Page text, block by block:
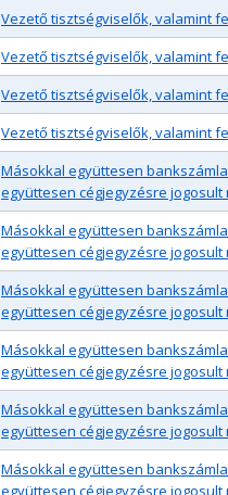
Vezető tisztségviselők, valamint
Vezető tisztségviselők, valamint
Vezető tisztségviselők, valamint
Vezető tisztségviselők, valamint
Másokkal együttesen
együttesen cégjegyzésre jogosult
Másokkal együttesen
együttesen cégjegyzésre jogosult
Másokkal együttesen
együttesen cégjegyzésre jogosult
Másokkal együttesen
együttesen cégjegyzésre jogosult
Másokkal együttesen
együttesen cégjegyzésre jogosult
Másokkal együttesen
együttesen cégjegyzésre jogosult